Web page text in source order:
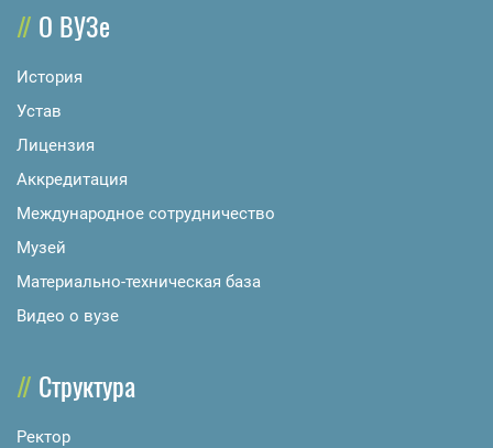
О ВУЗе
История
Устав
Лицензия
Аккредитация
Международное сотрудничество
Музей
Материально-техническая база
Видео о вузе
Структура
Ректор